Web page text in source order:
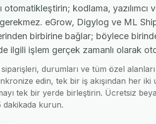
otomatikleştirin; kodlama, yazılımcı
gerekmez. eGrow, Digylog ve ML
birbirine bağlar; böylece
ilgili işlem gerçek zamanlı olarak
durumları ve tüm özel
edin, tek bir iş akışından her
tek bir yerde birleştirin. Ücretsiz
dakikada kurun.